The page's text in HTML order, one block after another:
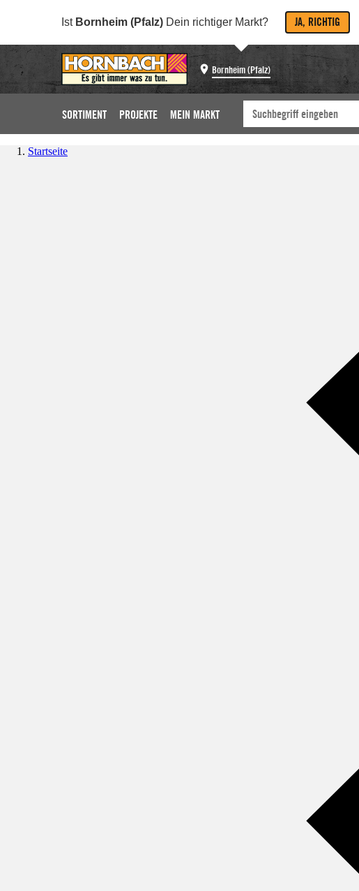
Ist Bornheim (Pfalz) Dein richtiger Markt? JA, RICHTIG
Bornheim (Pfalz)
SORTIMENT PROJEKTE MEIN MARKT
Startseite